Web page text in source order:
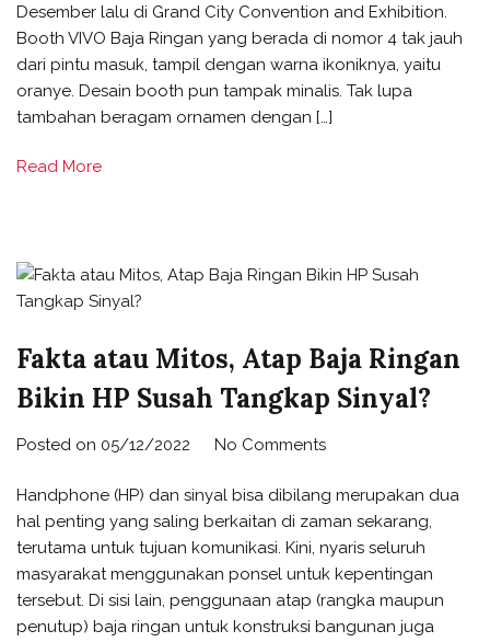
Desember lalu di Grand City Convention and Exhibition.
Booth VIVO Baja Ringan yang berada di nomor 4 tak jauh
dari pintu masuk, tampil dengan warna ikoniknya, yaitu
oranye. Desain booth pun tampak minalis. Tak lupa
tambahan beragam ornamen dengan […]
Read More
Fakta atau Mitos, Atap Baja Ringan
Bikin HP Susah Tangkap Sinyal?
Posted on 05/12/2022 No Comments
Handphone (HP) dan sinyal bisa dibilang merupakan dua
hal penting yang saling berkaitan di zaman sekarang,
terutama untuk tujuan komunikasi. Kini, nyaris seluruh
masyarakat menggunakan ponsel untuk kepentingan
tersebut. Di sisi lain, penggunaan atap (rangka maupun
penutup) baja ringan untuk konstruksi bangunan juga